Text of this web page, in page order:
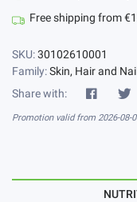
Free shipping from
SKU:30102610001
Family:Skin, Hair and
Share with:
Promotion valid from 2026-08-